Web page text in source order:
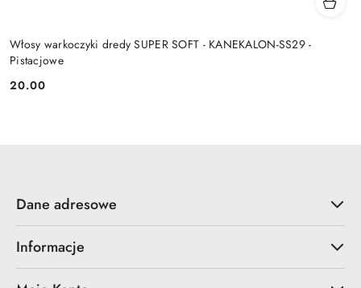
Włosy warkoczyki dredy SUPER SOFT - KANEKALON-SS29 -
Pistacjowe
Cena:
20.00
Dane adresowe
Informacje